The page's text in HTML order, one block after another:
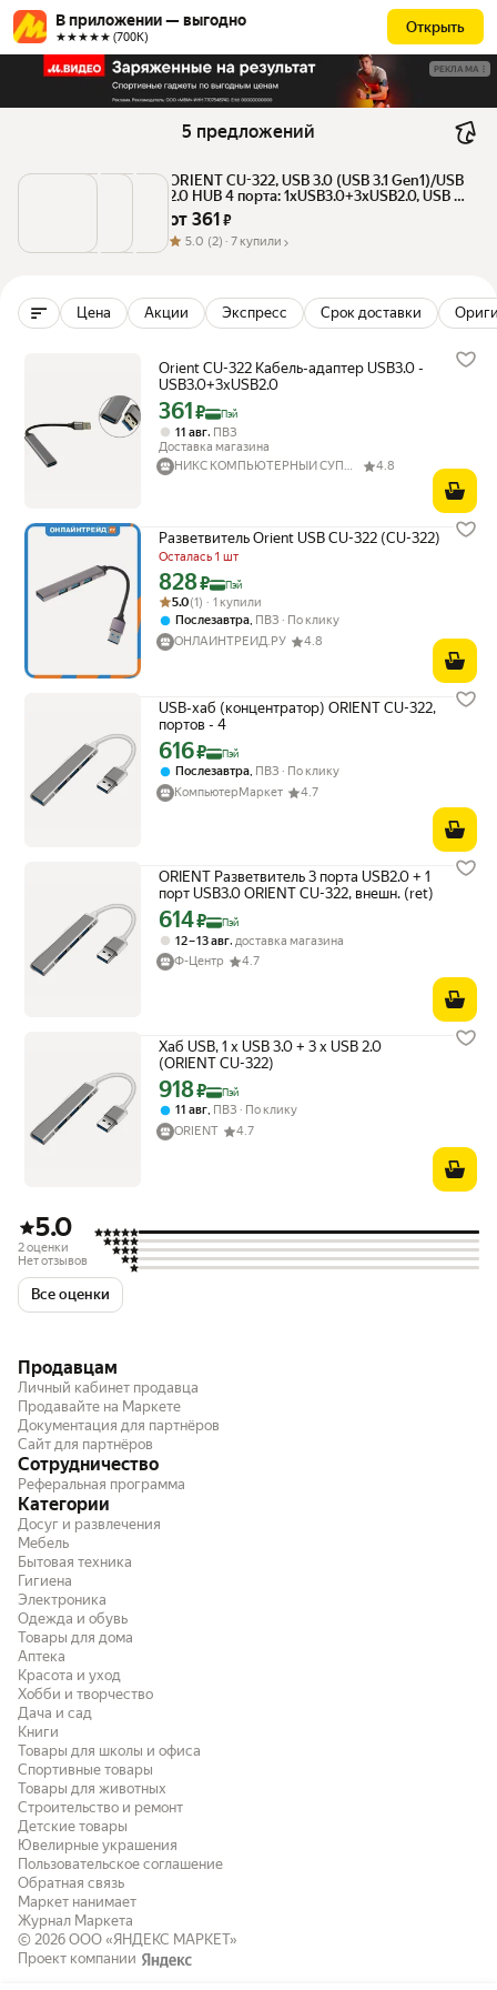
В приложении — выгодно
★★★★★ (700К)
Открыть
РЕКЛАМА
5 предложений
ORIENT CU-322, USB 3.0 (USB 3.1 Gen1)/USB
2.0 HUB 4 порта: 1xUSB3.0+3xUSB2.0, USB
штекер тип А, алюминиевый корпус,
серебристый (31234)
от 361 ₽
5.0 (2) · 7 купили
Цена Акции Экспресс Срок доставки
Orient CU-322 Кабель-адаптер USB3.0 -
USB3.0+3xUSB2.0
Цена с картой Яндекс Пэй 361 ₽ вместо
361₽ Пэй
11 авг, ПВЗ
Доставка магазина
НИКС КОМПЬЮТЕРНЫЙ СУПЕРМАРКЕТ
4.8
Разветвитель Orient USB CU-322 (CU-322)
Осталась 1 шт
Цена с картой Яндекс Пэй 828 ₽ вместо
828₽ Пэй
Рейтинг товара: 5.0 из 5
Оценок: (1) · 1 купили
5.0(1) · 1 купили
Послезавтра, ПВЗ
По клику
ОНЛАЙНТРЕЙД.РУ
4.8
USB-хаб (концентратор) ORIENT CU-322,
портов - 4
Цена с картой Яндекс Пэй 616 ₽ вместо
616₽ Пэй
Послезавтра ПВЗ
По клику
КомпьютерМаркет
4.7
ORIENT Разветвитель 3 порта USB2.0 + 1
порт USB3.0 ORIENT CU-322, внешн. (ret)
Цена с картой Яндекс Пэй 614 ₽ вместо
614₽ Пэй
12 – 13 авг, доставка магазина
Ф-Центр
4.7
Хаб USB, 1 x USB 3.0 + 3 x USB 2.0
(ORIENT CU-322)
Цена с картой Яндекс Пэй 918 ₽ вместо
918₽ Пэй
11 авг, ПВЗ
По клику
ORIENT
4.7
5.0
2 оценки
Нет отзывов
Все оценки
Продавцам
Личный кабинет продавца
Продавайте на Маркете
Документация для партнёров
Сайт для партнёров
Сотрудничество
Реферальная программа
Категории
Досуг и развлечения
Мебель
Бытовая техника
Гигиена
Электроника
Одежда и обувь
Товары для дома
Аптека
Красота и уход
Хобби и творчество
Дача и сад
Книги
Товары для школы и офиса
Спортивные товары
Товары для животных
Строительство и ремонт
Детские товары
Ювелирные украшения
Пользовательское соглашение
Обратная связь
Маркет нанимает
Журнал Маркета
© 2026 ООО «ЯНДЕКС МАРКЕТ»
Проект компании